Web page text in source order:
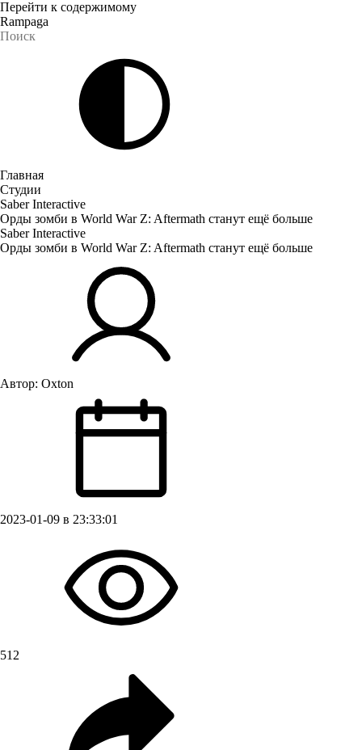
Перейти к содержимому
Rampaga
Главная
Студии
Saber Interactive
Орды зомби в World War Z: Aftermath станут ещё больше
Saber Interactive
Орды зомби в World War Z: Aftermath станут ещё больше
Автор: Oxton
2023-01-09 в 23:33:01
512